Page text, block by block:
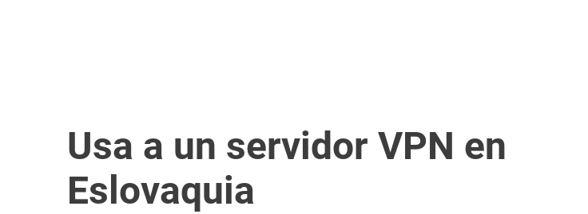
Usa a un servidor VPN en
Eslovaquia